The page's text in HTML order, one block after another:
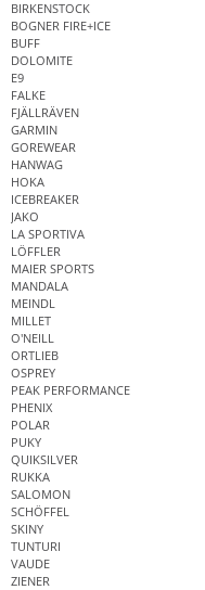
BIRKENSTOCK
BOGNER FIRE+ICE
BUFF
DOLOMITE
E9
FALKE
FJÄLLRÄVEN
GARMIN
GOREWEAR
HANWAG
HOKA
ICEBREAKER
JAKO
LA SPORTIVA
LÖFFLER
MAIER SPORTS
MANDALA
MEINDL
MILLET
O'NEILL
ORTLIEB
OSPREY
PEAK PERFORMANCE
PHENIX
POLAR
PUKY
QUIKSILVER
RUKKA
SALOMON
SCHÖFFEL
SKINY
TUNTURI
VAUDE
ZIENER